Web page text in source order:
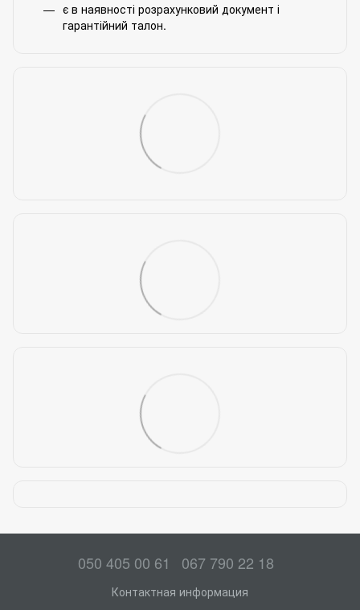
є в наявності розрахунковий документ і
гарантійний талон.
050 405 00 61 067 790 22 18
Контактная информация